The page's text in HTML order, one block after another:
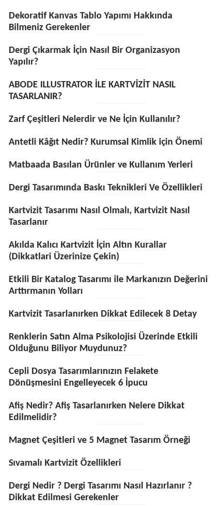
Dekoratif Kanvas Tablo Yapımı Hakkında
Bilmeniz Gerekenler
Dergi Çıkarmak İçin Nasıl Bir Organizasyon
Yapılır?
ABODE ILLUSTRATOR İLE KARTVİZİT NASIL
TASARLANIR?
Zarf Çeşitleri Nelerdir ve Ne İçin Kullanılır?
Antetli Kâğıt Nedir? Kurumsal Kimlik için Önemi
Matbaada Basılan Ürünler ve Kullanım Yerleri
Dergi Tasarımında Baskı Teknikleri Ve Özellikleri
Kartvizit Tasarımı Nasıl Olmalı, Kartvizit Nasıl
Tasarlanır
Akılda Kalıcı Kartvizit İçin Altın Kurallar
(Dikkatlari Üzerinize Çekin)
Etkili Bir Katalog Tasarımı ile Markanızın Değerini
Arttırmanın Yolları
Kartvizit Tasarlanırken Dikkat Edilecek 8 Detay
Renklerin Satın Alma Psikolojisi Üzerinde Etkili
Olduğunu Biliyor Muydunuz?
Cepli Dosya Tasarımlarınızın Felakete
Dönüşmesini Engelleyecek 6 İpucu
Afiş Nedir? Afiş Tasarlanırken Nelere Dikkat
Edilmelidir?
Magnet Çeşitleri ve 5 Magnet Tasarım Örneği
Sıvamalı Kartvizit Özellikleri
Dergi Nedir ? Dergi Tasarımı Nasıl Hazırlanır ?
Dikkat Edilmesi Gerekenler